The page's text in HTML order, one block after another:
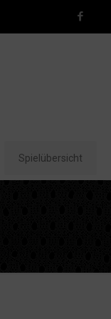
Spielübersicht